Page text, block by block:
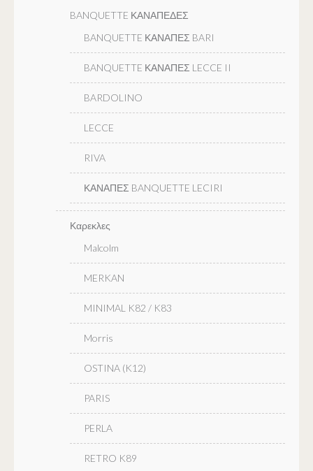
BANQUETTE ΚΑΝΑΠΕΔΕΣ
BANQUETTE ΚΑΝΑΠΕΣ BARI
BANQUETTE ΚΑΝΑΠΕΣ LECCE II
BARDOLINO
LECCE
RIVA
ΚΑΝΑΠΕΣ BANQUETTE LECIRI
Καρεκλες
Malcolm
MERKAN
MINIMAL K82 / K83
Morris
OSTINA (K12)
PARIS
PERLA
RETRO K89